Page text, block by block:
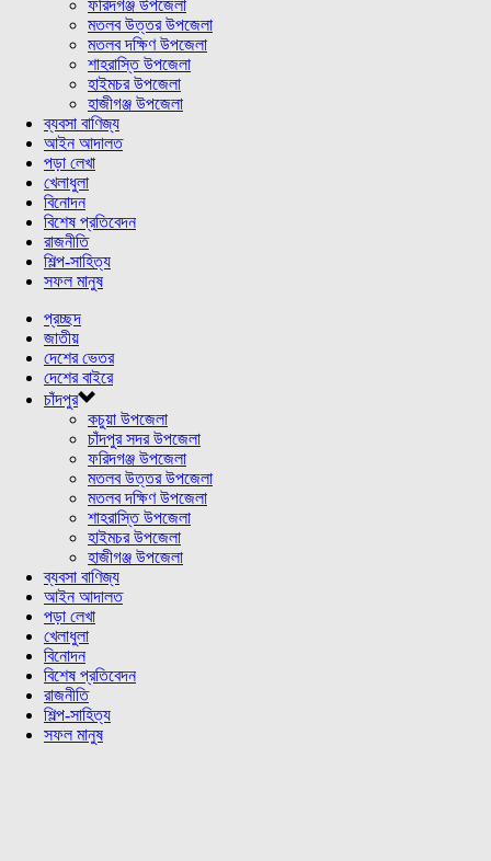
ফরিদগঞ্জ উপজেলা
মতলব উত্তর উপজেলা
মতলব দক্ষিণ উপজেলা
শাহরাস্তি উপজেলা
হাইমচর উপজেলা
হাজীগঞ্জ উপজেলা
ব্যবসা বাণিজ্য
আইন আদালত
পড়া লেখা
খেলাধুলা
বিনোদন
বিশেষ প্রতিবেদন
রাজনীতি
শিল্প-সাহিত্য
সফল মানুষ
প্রচ্ছদ
জাতীয়
দেশের ভেতর
দেশের বাইরে
চাঁদপুর
কচুয়া উপজেলা
চাঁদপুর সদর উপজেলা
ফরিদগঞ্জ উপজেলা
মতলব উত্তর উপজেলা
মতলব দক্ষিণ উপজেলা
শাহরাস্তি উপজেলা
হাইমচর উপজেলা
হাজীগঞ্জ উপজেলা
ব্যবসা বাণিজ্য
আইন আদালত
পড়া লেখা
খেলাধুলা
বিনোদন
বিশেষ প্রতিবেদন
রাজনীতি
শিল্প-সাহিত্য
সফল মানুষ